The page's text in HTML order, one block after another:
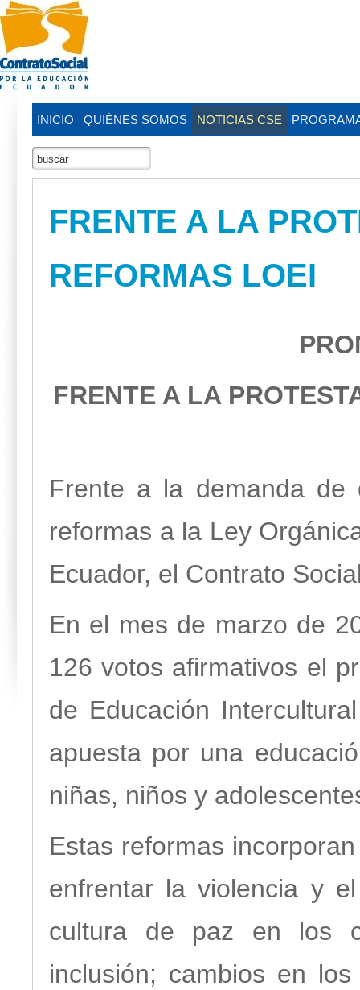
INICIO QUIÉNES SOMOS NOTICIAS CSE
FRENTE A LA
REFORMAS LOEI
FRENTE A LA
Frente a la demanda
reformas a la Ley
Ecuador, el Contrato
En el mes de marzo de
126 votos afirmativos el
de Educación
apuesta por una
niñas, niños y
Estas reformas
enfrentar la violencia y
cultura de paz en los
inclusión; cambios en